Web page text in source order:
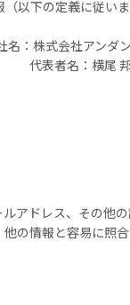
以下の定義に従いま
名：株式会社アンダ
代表者名：横尾
アドレス、その他
の情報と容易に照